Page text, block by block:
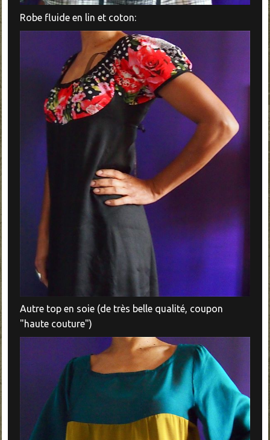
Robe fluide en lin et coton:
Autre top en soie(de très belle qualité, coupon
"haute couture")